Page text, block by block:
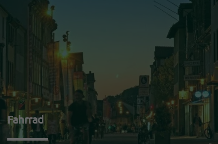
Fahrrad